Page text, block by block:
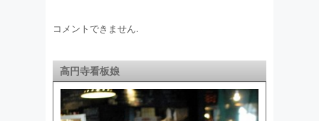
コメントできません.
高円寺看板娘